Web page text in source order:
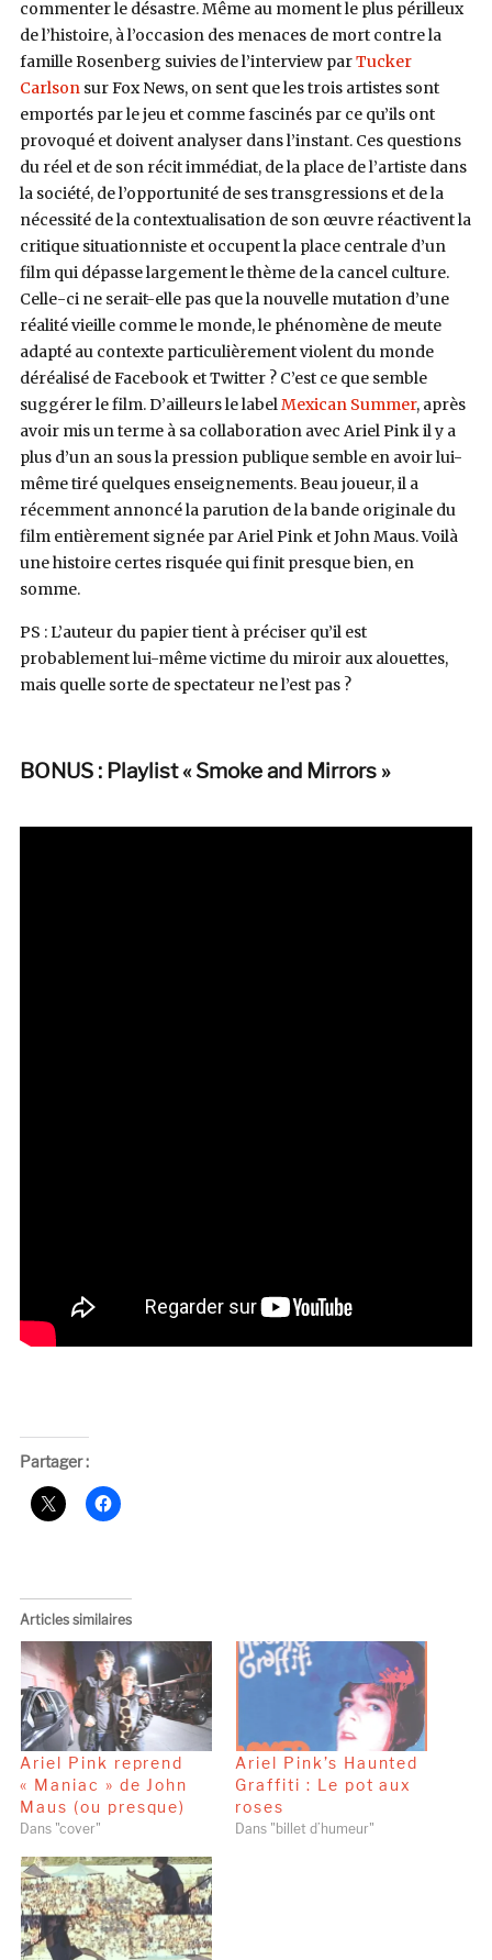
commenter le désastre. Même au moment le plus périlleux
de l’histoire, à l’occasion des menaces de mort contre la
famille Rosenberg suivies de l’interview parTucker
Carlsonsur Fox News, on sent que les trois artistes sont
emportés par le jeu et comme fascinés par ce qu’ils ont
provoqué et doivent analyser dans l’instant. Ces questions
du réel et de son récit immédiat, de la place de l’artiste dans
la société, de l’opportunité de ses transgressions et de la
nécessité de la contextualisation de son œuvre réactivent la
critique situationniste et occupent la place centrale d’un
film qui dépasse largement le thème de la cancel culture.
Celle-ci ne serait-elle pas que la nouvelle mutation d’une
réalité vieille comme le monde, le phénomène de meute
adapté au contexte particulièrement violent du monde
déréalisé de Facebook et Twitter ? C’est ce que semble
suggérer le film. D’ailleurs le labelMexican Summer, après
avoir mis un terme à sa collaboration avec Ariel Pink il y a
plus d’un an sous la pression publique semble en avoir lui-
même tiré quelques enseignements. Beau joueur, il a
récemment annoncé la parution de la bande originale du
film entièrement signée par Ariel Pink et John Maus. Voilà
une histoire certes risquée qui finit presque bien, en
somme.
PS : L’auteur du papier tient à préciser qu’il est
probablement lui-même victime du miroir aux alouettes,
mais quelle sorte de spectateur ne l’est pas ?
BONUS : Playlist « Smoke and Mirrors »
Partager :
Articles similaires
Ariel Pink reprend
« Maniac » de John
Maus (ou presque)
Dans "cover"
Ariel Pink’s Haunted
Graffiti : Le pot aux
roses
Dans "billet d’humeur"